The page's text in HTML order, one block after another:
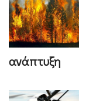
ανάπτυξη